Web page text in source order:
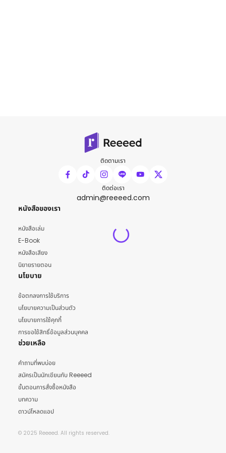
ติดตามเรา
ติดต่อเรา
admin@reeeed.com
หนังสือของเรา
หนังสือเล่ม
E-Book
หนังสือเสียง
นิยายรายตอน
นโยบาย
ข้อตกลงการใช้บริการ
นโยบายความเป็นส่วนตัว
นโยบายการใช้คุกกี้
การขอใช้สิทธิ์ข้อมูลส่วนบุคคล
ช่วยเหลือ
คำถามที่พบบ่อย
สมัครเป็นนักเขียนกับ Reeeed
ขั้นตอนการสั่งซื้อหนังสือ
บทความ
ดาวน์โหลดแอป
© 2025 Reeeed. All rights reserved.